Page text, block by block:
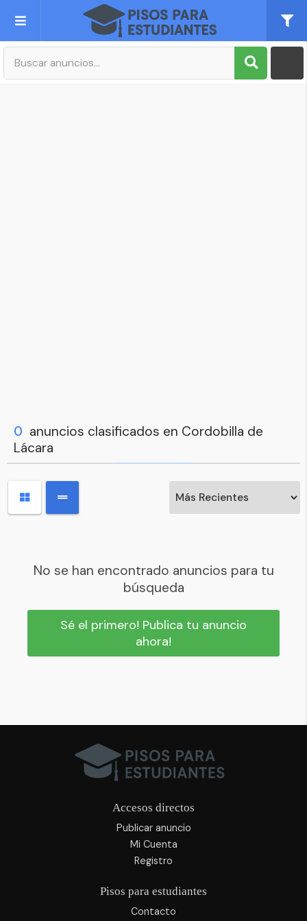
Publica tu Anuncio
0 anuncios clasificados en Cordobilla de
Lácara
No se han encontrado anuncios para tu
búsqueda
Sé el primero! Publica tu anuncio
ahora!
Accesos directos
Publicar anuncio
Mi Cuenta
Registro
Pisos para estudiantes
Contacto